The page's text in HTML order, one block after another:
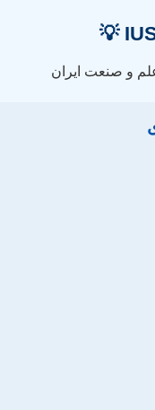
و صنعت ایران